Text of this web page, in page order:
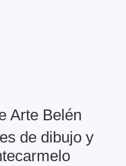
Arte Belén
de dibujo y